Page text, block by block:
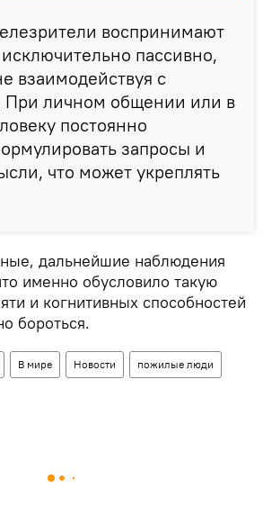
воспринимают
пассивно,
взаимодействуя с
При личном общении или в
постоянно
запросы и
что может укреплять
дальнейшие наблюдения
именно обусловило такую
и когнитивных способностей
бороться.
В мире Новости пожилые люди